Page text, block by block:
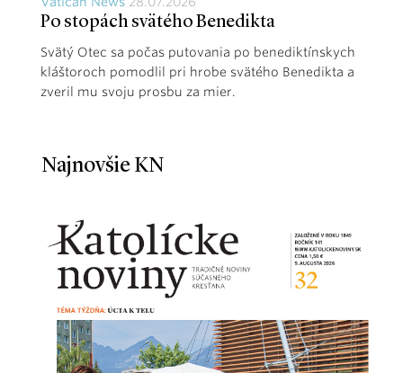
Po stopách svätého Benedikta
Svätý Otec sa počas putovania po benediktínskych
kláštoroch pomodlil pri hrobe svätého Benedikta a
zveril mu svoju prosbu za mier.
Najnovšie KN